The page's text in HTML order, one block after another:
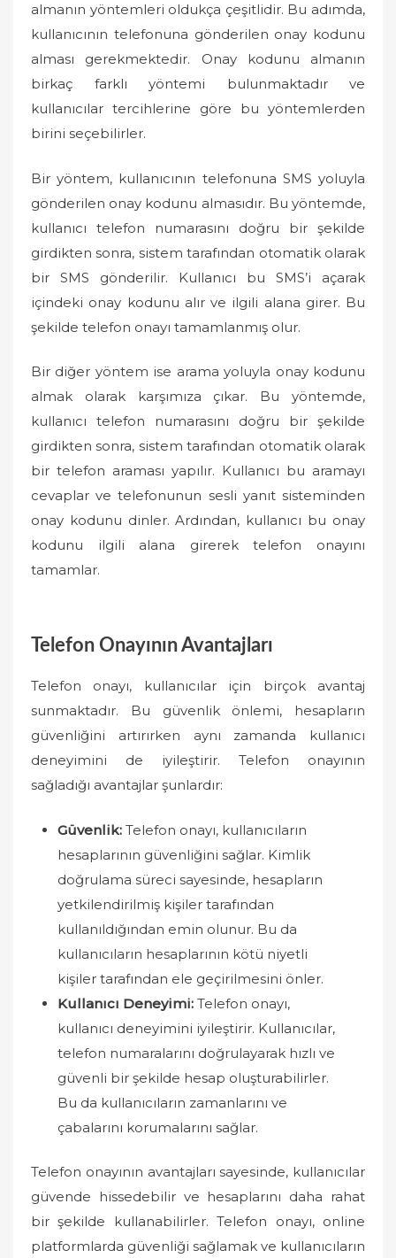
almanın yöntemleri oldukça çeşitlidir. Bu adımda,
kullanıcının telefonuna gönderilen onay kodunu
alması gerekmektedir. Onay kodunu almanın
birkaç farklı yöntemi bulunmaktadır ve
kullanıcılar tercihlerine göre bu yöntemlerden
birini seçebilirler.
Bir yöntem, kullanıcının telefonuna SMS yoluyla
gönderilen onay kodunu almasıdır. Bu yöntemde,
kullanıcı telefon numarasını doğru bir şekilde
girdikten sonra, sistem tarafından otomatik olarak
bir SMS gönderilir. Kullanıcı bu SMS’i açarak
içindeki onay kodunu alır ve ilgili alana girer. Bu
şekilde telefon onayı tamamlanmış olur.
Bir diğer yöntem ise arama yoluyla onay kodunu
almak olarak karşımıza çıkar. Bu yöntemde,
kullanıcı telefon numarasını doğru bir şekilde
girdikten sonra, sistem tarafından otomatik olarak
bir telefon araması yapılır. Kullanıcı bu aramayı
cevaplar ve telefonunun sesli yanıt sisteminden
onay kodunu dinler. Ardından, kullanıcı bu onay
kodunu ilgili alana girerek telefon onayını
tamamlar.
Telefon Onayının Avantajları
Telefon onayı, kullanıcılar için birçok avantaj
sunmaktadır. Bu güvenlik önlemi, hesapların
güvenliğini artırırken aynı zamanda kullanıcı
deneyimini de iyileştirir. Telefon onayının
sağladığı avantajlar şunlardır:
Güvenlik: Telefon onayı, kullanıcıların
hesaplarının güvenliğini sağlar. Kimlik
doğrulama süreci sayesinde, hesapların
yetkilendirilmiş kişiler tarafından
kullanıldığından emin olunur. Bu da
kullanıcıların hesaplarının kötü niyetli
kişiler tarafından ele geçirilmesini önler.
Kullanıcı Deneyimi: Telefon onayı,
kullanıcı deneyimini iyileştirir. Kullanıcılar,
telefon numaralarını doğrulayarak hızlı ve
güvenli bir şekilde hesap oluşturabilirler.
Bu da kullanıcıların zamanlarını ve
çabalarını korumalarını sağlar.
Telefon onayının avantajları sayesinde, kullanıcılar
güvende hissedebilir ve hesaplarını daha rahat
bir şekilde kullanabilirler. Telefon onayı, online
platformlarda güvenliği sağlamak ve kullanıcıların